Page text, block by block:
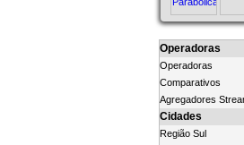
Operadoras
Operadoras
Comparativos
Agregadores
Cidades
Região Sul